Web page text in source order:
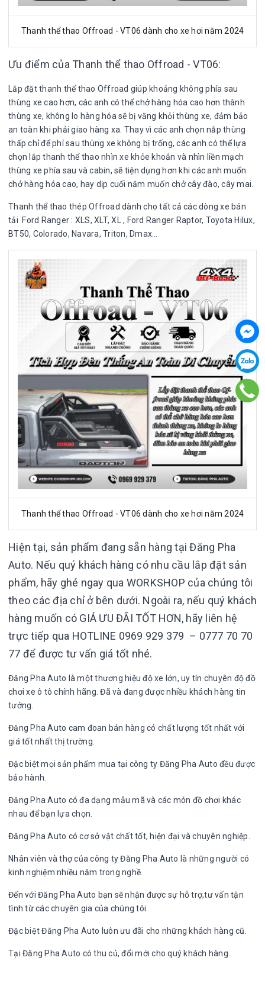
Thanh thể thao Offroad - VT06 dành cho xe hơi năm 2024
Ưu điểm của Thanh thể thao Offroad - VT06:
Lắp đặt thanh thể thao Offroad giúp khoảng không phía sau
thùng xe cao hơn, các anh có thể chở hàng hóa cao hơn thành
thùng xe, không lo hàng hóa sẽ bị văng khỏi thùng xe, đảm bảo
an toàn khi phải giao hàng xa. Thay vì các anh chọn nắp thùng
thấp chỉ để phí sau thùng xe không bị trống, các anh có thể lựa
chọn lắp thanh thể thao nhìn xe khỏe khoắn và nhìn liền mạch
thùng xe phía sau và cabin, sẽ tiện dụng hơn khi các anh muốn
chở hàng hóa cao, hay dịp cuối năm muốn chở cây đào, cây mai.
Thanh thể thao thép Offroad dành cho tất cả các dòng xe bán
tải Ford Ranger : XLS, XLT, XL , Ford Ranger Raptor, Toyota Hilux,
BT50, Colorado, Navara, Triton, Dmax…
Thanh thể thao Offroad - VT06 dành cho xe hơi năm 2024
Hiện tại, sản phẩm đang sẵn hàng tại Đăng Pha
Auto. Nếu quý khách hàng có nhu cầu lắp đặt sản
phẩm, hãy ghé ngay qua WORKSHOP của chúng tôi
theo các địa chỉ ở bên dưới. Ngoài ra, nếu quý khách
hàng muốn có GIÁ ƯU ĐÃI TỐT HƠN, hãy liên hệ
trực tiếp qua HOTLINE 0969 929 379 – 0777 70 70
77 để được tư vấn giá tốt nhé.
Đăng Pha Auto là một thương hiệu độ xe lớn, uy tín chuyên độ đồ
chơi xe ô tô chính hãng. Đã và đang được nhiều khách hàng tin
tưởng.
Đăng Pha Auto cam đoan bán hàng có chất lượng tốt nhất với
giá tốt nhất thị trường.
Đặc biệt mọi sản phẩm mua tại công ty Đăng Pha Auto đều được
bảo hành.
Đăng Pha Auto có đa dạng mẫu mã và các món đồ chơi khác
nhau để bạn lựa chọn.
Đăng Pha Auto có cơ sở vật chất tốt, hiện đại và chuyên nghiệp.
Nhân viên và thợ của công ty Đăng Pha Auto là những người có
kinh nghiệm nhiều năm trong nghề.
Đến với Đăng Pha Auto bạn sẽ nhận được sự hỗ trợ,tư vấn tận
tình từ các chuyên gia của chúng tôi.
Đặc biệt Đăng Pha Auto luôn ưu đãi cho những khách hàng cũ.
Tại Đăng Pha Auto có thu củ, đổi mới cho quý khách hàng.